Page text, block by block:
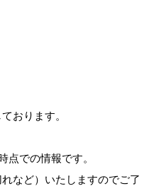
おります。
点での情報です。
など）いたしますのでご了